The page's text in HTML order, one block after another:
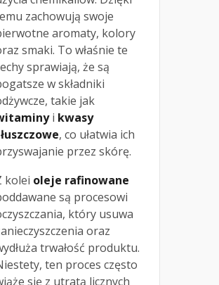
zachowują swoje
aromaty, kolory
smaki. To właśnie te
sprawiają, że są
w składniki
takie jak
i kwasy
, co ułatwia ich
przez skórę.
kolei oleje rafinowane
są procesowi
który usuwa
oraz
trwałość produktu.
ten proces często
się z utratą licznych